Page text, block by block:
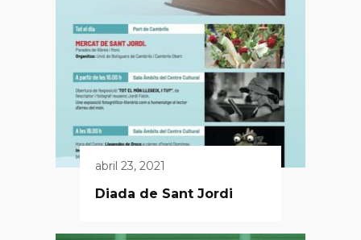
abril 23, 2021
Diada de Sant Jordi